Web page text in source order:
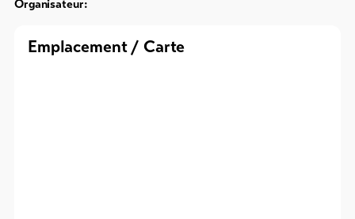
Service
en
Organisateur:
Emplacement / Carte